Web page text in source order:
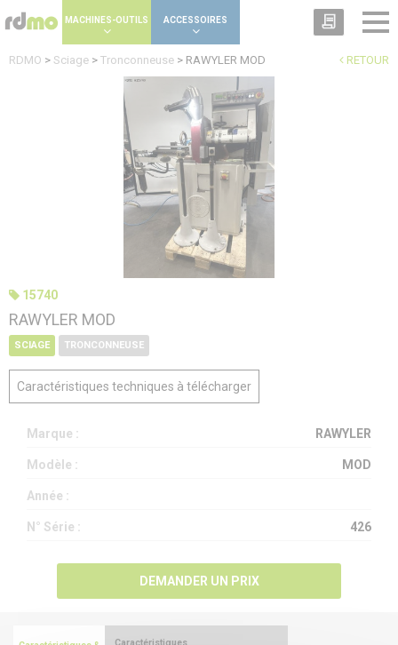
MACHINES-OUTILS ACCESSOIRES
RETOUR
RDMO > Sciage > Tronconneuse > RAWYLER MOD
15740
RAWYLER MOD
SCIAGE TRONCONNEUSE
Caractéristiques techniques à télécharger
Marque : RAWYLER
Modèle : MOD
Année :
N° Série : 426
DEMANDER UN PRIX
Caractéristiques